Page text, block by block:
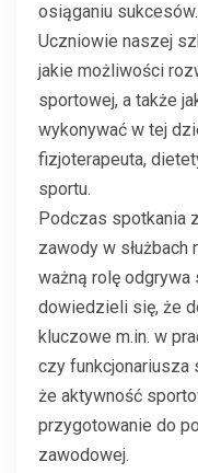
osiąganiu sukcesów.
Uczniowie naszej
jakie możliwości
sportowej, a także
wykonywać w tej
fizjoterapeuta,
sportu.
Podczas spotkania
zawody w służbach
ważną rolę
dowiedzieli się, że
kluczowe m.in. w
czy funkcjonariusza
że aktywność
przygotowanie do
zawodowej.